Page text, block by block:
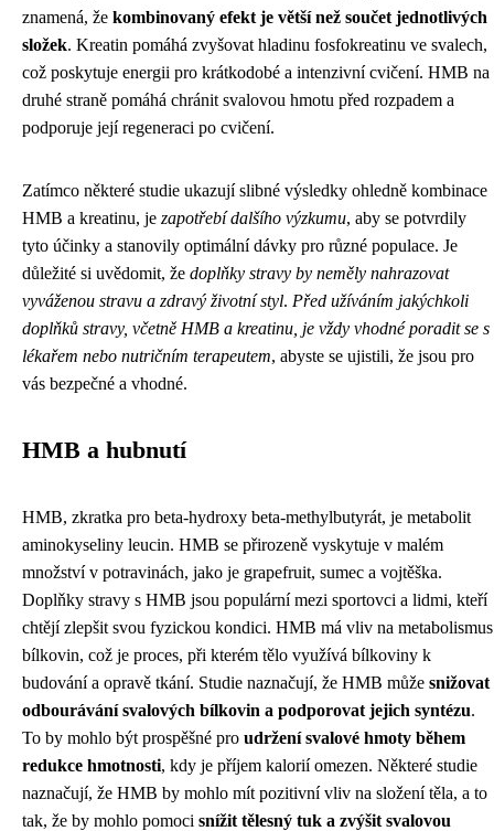
znamená, že kombinovaný efekt je větší než součet jednotlivých
složek. Kreatin pomáhá zvyšovat hladinu fosfokreatinu ve svalech,
což poskytuje energii pro krátkodobé a intenzivní cvičení. HMB na
druhé straně pomáhá chránit svalovou hmotu před rozpadem a
podporuje její regeneraci po cvičení.
Zatímco některé studie ukazují slibné výsledky ohledně kombinace
HMB a kreatinu, je zapotřebí dalšího výzkumu, aby se potvrdily
tyto účinky a stanovily optimální dávky pro různé populace. Je
důležité si uvědomit, že doplňky stravy by neměly nahrazovat
vyváženou stravu a zdravý životní styl. Před užíváním jakýchkoli
doplňků stravy, včetně HMB a kreatinu, je vždy vhodné poradit se s
lékařem nebo nutričním terapeutem, abyste se ujistili, že jsou pro
vás bezpečné a vhodné.
HMB a hubnutí
HMB, zkratka pro beta-hydroxy beta-methylbutyrát, je metabolit
aminokyseliny leucin. HMB se přirozeně vyskytuje v malém
množství v potravinách, jako je grapefruit, sumec a vojtěška.
Doplňky stravy s HMB jsou populární mezi sportovci a lidmi, kteří
chtějí zlepšit svou fyzickou kondici. HMB má vliv na metabolismus
bílkovin, což je proces, při kterém tělo využívá bílkoviny k
budování a opravě tkání. Studie naznačují, že HMB může snižovat
odbourávání svalových bílkovin a podporovat jejich syntézu.
To by mohlo být prospěšné pro udržení svalové hmoty během
redukce hmotnosti, kdy je příjem kalorií omezen. Některé studie
naznačují, že HMB by mohlo mít pozitivní vliv na složení těla, a to
tak, že by mohlo pomoci snížit tělesný tuk a zvýšit svalovou